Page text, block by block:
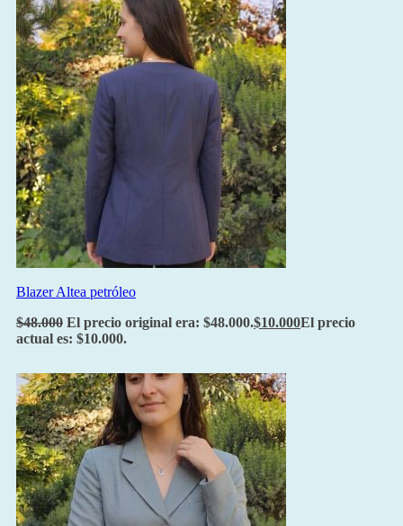
Blazer Altea petróleo
$48.000 El precio original era: $48.000.$10.000El precio
actual es: $10.000.